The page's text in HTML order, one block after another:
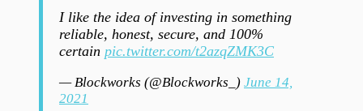
I like the idea of investing in something
reliable, honest, secure, and 100%
certain pic.twitter.com/t2azqZMK3C
— Blockworks (@Blockworks_) June 14,
2021